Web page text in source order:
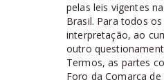
pelas leis vigentes
Brasil. Para todos
interpretação, ao
outro
Termos, as partes
Foro da Comarca